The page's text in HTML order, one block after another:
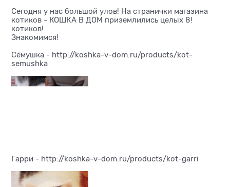
Сегодня у нас большой улов! На странички магазина
котиков - КОШКА В ДОМ приземлились целых 8!
котиков!
Знакомимся!
Сёмушка - http://koshka-v-dom.ru/products/kot-
semushka
Гарри - http://koshka-v-dom.ru/products/kot-garri